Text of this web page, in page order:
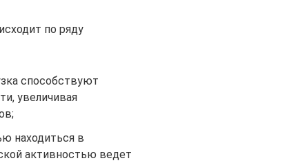
по ряду
способствуют
увеличивая
находиться в
активностью ведет